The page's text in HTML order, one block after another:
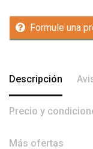
Formule una
Descripción
Precio y
Más ofertas